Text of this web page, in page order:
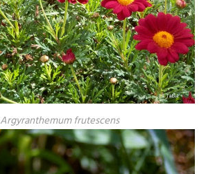
Argyranthemum frutescens